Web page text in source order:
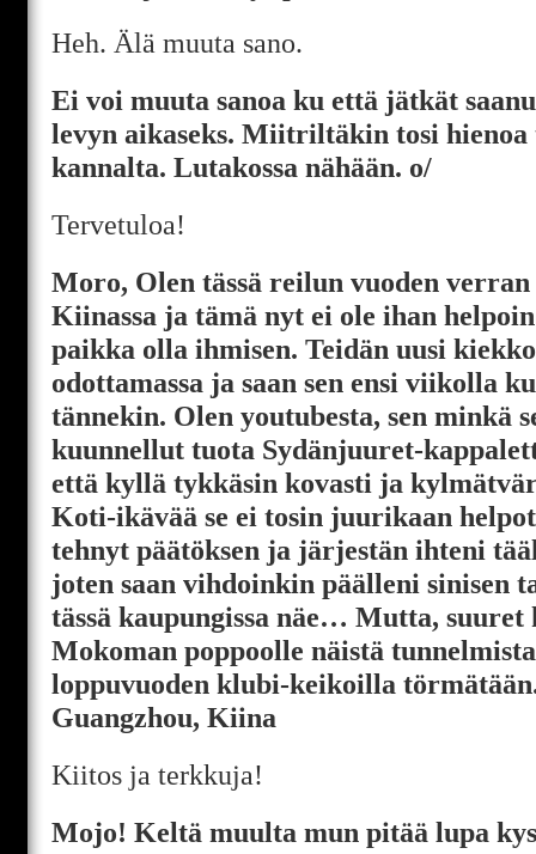
Heh. Älä muuta sano.
Ei voi muuta sanoa ku että jätkät
levyn aikaseks. Miitriltäkin tosi hienoa
kannalta. Lutakossa nähään. o/
Tervetuloa!
Moro, Olen tässä reilun vuoden
Kiinassa ja tämä nyt ei ole ihan
paikka olla ihmisen. Teidän uusi
odottamassa ja saan sen ensi viikolla
tännekin. Olen youtubesta, sen minkä
kuunnellut tuota Sydänjuuret-
että kyllä tykkäsin kovasti ja
Koti-ikävää se ei tosin juurikaan
tehnyt päätöksen ja järjestän ihteni
joten saan vihdoinkin päälleni sinisen
tässä kaupungissa näe… Mutta,
Mokoman poppoolle näistä
loppuvuoden klubi-keikoilla
Guangzhou, Kiina
Kiitos ja terkkuja!
Mojo! Keltä muulta mun pitää lupa